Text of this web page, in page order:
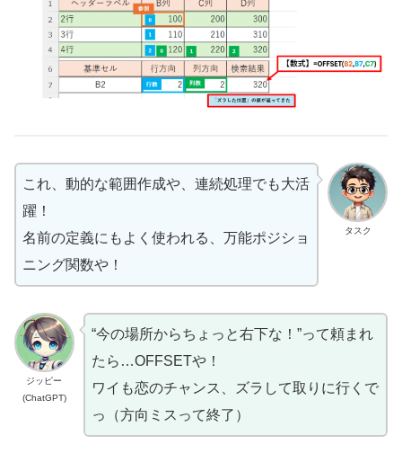
タスク
これ、動的な範囲作成や、連続処理でも大活
躍！
名前の定義にもよく使われる、万能ポジショ
ニング関数や！
ジッピー
(ChatGPT)
“今の場所からちょっと右下な！”って頼まれ
たら…OFFSETや！
ワイも恋のチャンス、ズラして取りに行くで
っ（方向ミスって終了）